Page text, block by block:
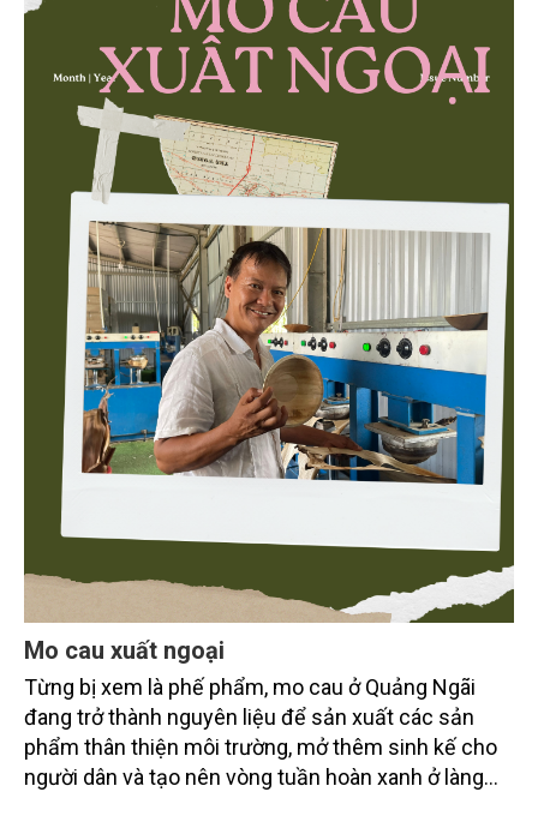
Mo cau xuất ngoại
Từng bị xem là phế phẩm, mo cau ở Quảng Ngãi
đang trở thành nguyên liệu để sản xuất các sản
phẩm thân thiện môi trường, mở thêm sinh kế cho
người dân và tạo nên vòng tuần hoàn xanh ở làng